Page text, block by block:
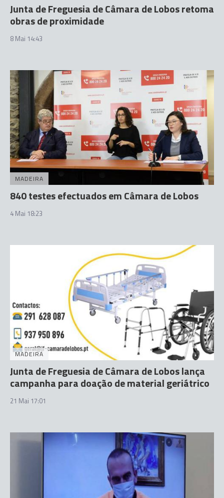
Junta de Freguesia de Câmara de Lobos retoma
obras de proximidade
8 Mai 14:43
MADEIRA
840 testes efectuados em Câmara de Lobos
4 Mai 18:23
MADEIRA
Junta de Freguesia de Câmara de Lobos lança
campanha para doação de material geriátrico
21 Mai 17:01